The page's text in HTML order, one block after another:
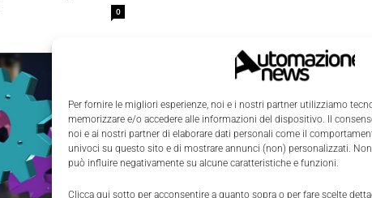
Per fornire le migliori esperienze, noi e i nostri partner utilizziamo
memorizzare e/o accedere alle informazioni del dispositivo. Il
noi e ai nostri partner di elaborare dati personali come il
univoci su questo sito e di mostrare annunci (non) personalizzati.
può influire negativamente su alcune caratteristiche e funzioni.
Clicca qui sotto per acconsentire a quanto sopra o per fare scelte
0